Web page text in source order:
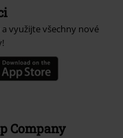
využijte všechny nové
Company